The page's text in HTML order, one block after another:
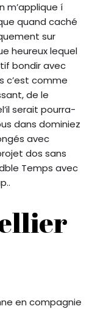
m’applique í
quand caché
sur
heureux lequel
bondir avec
c’est comme
de le
serait pourra-
dans dominiez
avec
dos sans
Temps avec
en compagnie